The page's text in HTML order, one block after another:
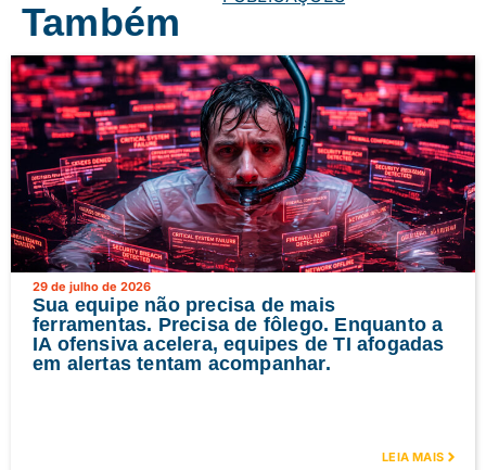
Também
29 de julho de 2026
Sua equipe não precisa de mais
ferramentas. Precisa de fôlego. Enquanto a
IA ofensiva acelera, equipes de TI afogadas
em alertas tentam acompanhar.
LEIA MAIS